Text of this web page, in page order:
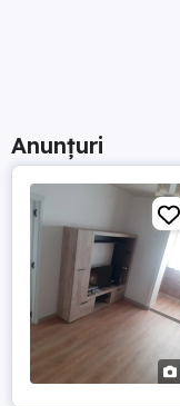
Anunțuri